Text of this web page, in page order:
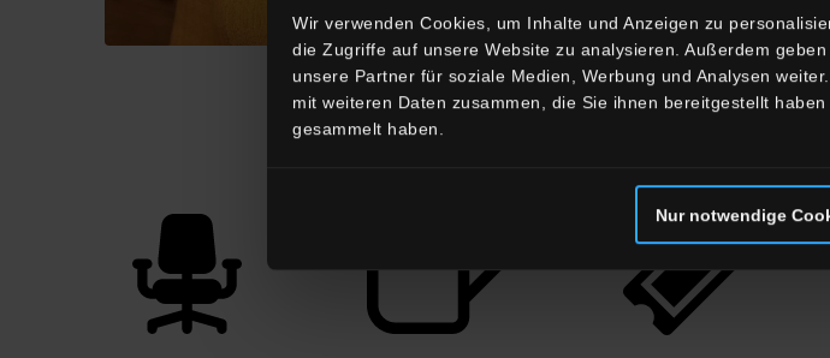
Wir verwenden Cookies, um Inhalte und Anzeigen zu
die Zugriffe auf unsere Website zu analysieren. Außerdem
unsere Partner für soziale Medien, Werbung und Analysen
mit weiteren Daten zusammen, die Sie ihnen bereitgestellt
gesammelt haben.
Nur notwendige